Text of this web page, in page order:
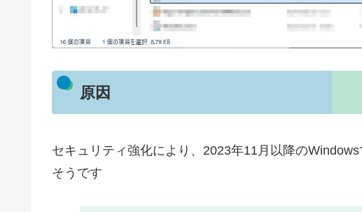
原因
セキュリティ強化により、2023年11月以降の
そうです